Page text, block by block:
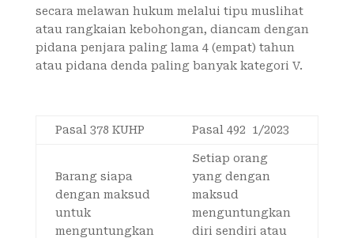
secara melawan hukum melalui tipu muslihat
atau rangkaian kebohongan, diancam dengan
pidana penjara paling lama 4 (empat) tahun
atau pidana denda paling banyak kategori V.
Pasal 378 KUHP Pasal 492 1/2023
Barang siapa
dengan maksud
untuk
menguntungkan
Setiap orang
yang dengan
maksud
menguntungkan
diri sendiri atau